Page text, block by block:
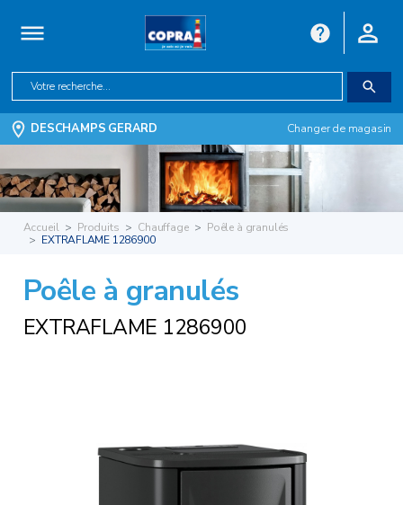
DESCHAMPS GERARD Changer de magasin
Accueil Produits Chauffage
Poêle à granulés
EXTRAFLAME 1286900
Poêle à granulés
EXTRAFLAME 1286900